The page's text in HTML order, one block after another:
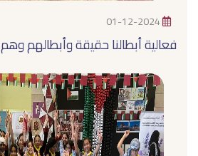
01-12-2024
فعالية أبطالنا حقيقة وأبطالهم وهم